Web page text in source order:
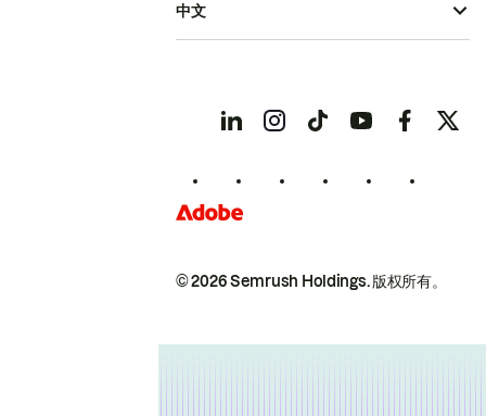
© 2026 Semrush Holdings.版权所有。
中文